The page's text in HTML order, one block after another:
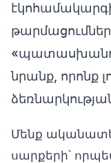
նրանք, որոնք
Մենք
սարքերի՝